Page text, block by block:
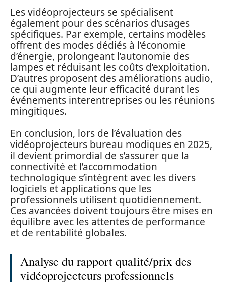
Les vidéoprojecteurs se spécialisent
également pour des scénarios d’usages
spécifiques. Par exemple, certains modèles
offrent des modes dédiés à l’économie
d’énergie, prolongeant l’autonomie des
lampes et réduisant les coûts d’exploitation.
D’autres proposent des améliorations audio,
ce qui augmente leur efficacité durant les
événements interentreprises ou les réunions
mingitiques.
En conclusion, lors de l’évaluation des
vidéoprojecteurs bureau modiques en 2025,
il devient primordial de s’assurer que la
connectivité et l’accommodation
technologique s’intègrent avec les divers
logiciels et applications que les
professionnels utilisent quotidiennement.
Ces avancées doivent toujours être mises en
équilibre avec les attentes de performance
et de rentabilité globales.
Analyse du rapport qualité/prix des
vidéoprojecteurs professionnels